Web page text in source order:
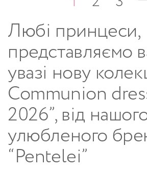
Любі принцеси,
представляємо
увазі нову
Communion
2026”, від
улюбленого
“Pentelei”